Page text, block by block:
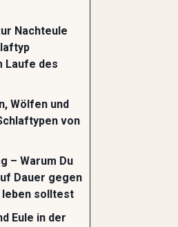
Nachteule
Laufe des
Wölfen und
von
– Warum Du
Dauer gegen
leben solltest
Eule in der